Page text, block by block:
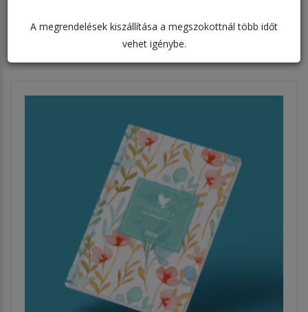
A megrendelések kiszállítása a megszokottnál több időt
vehet igénybe.
Megjelenítve: